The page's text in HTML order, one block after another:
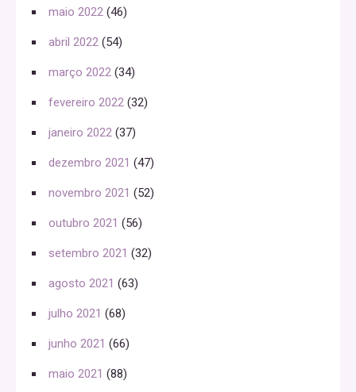
maio 2022 (46)
abril 2022 (54)
março 2022 (34)
fevereiro 2022 (32)
janeiro 2022 (37)
dezembro 2021 (47)
novembro 2021 (52)
outubro 2021 (56)
setembro 2021 (32)
agosto 2021 (63)
julho 2021 (68)
junho 2021 (66)
maio 2021 (88)